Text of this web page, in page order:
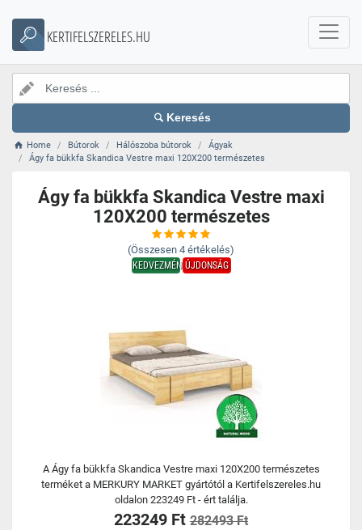
KERTIFELSZERELES.HU
Keresés
Home Bútorok Hálószoba bútorok
Ágyak
Ágy fa bükkfa Skandica Vestre maxi 120X200 természetes
Ágy fa bükkfa Skandica Vestre maxi
120X200 természetes
(Összesen 4 értékelés)
KEDVEZMÉNYÚJDONSÁG
A Ágy fa bükkfa Skandica Vestre maxi 120X200 természetes
terméket a MERKURY MARKET gyártótól a Kertifelszereles.hu
oldalon 223249 Ft - ért találja.
223249 Ft 282493 Ft